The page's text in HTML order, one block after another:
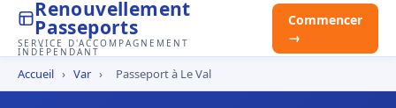
Renouvellement
Passeports
SERVICE D'ACCOMPAGNEMENT
INDÉPENDANT
Commencer
→
Accueil › Var › Passeport à Le Val